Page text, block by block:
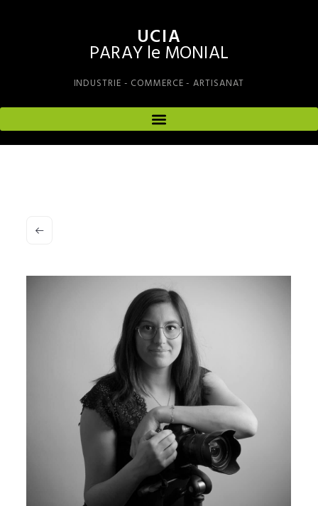
UCIA
PARAY le MONIAL
INDUSTRIE - COMMERCE - ARTISANAT